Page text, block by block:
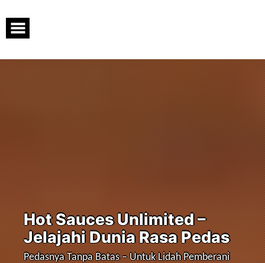
content
Hot Sauces Unlimited –
Jelajahi Dunia Rasa Pedas
Pedasnya Tanpa Batas – Untuk Lidah Pemberani